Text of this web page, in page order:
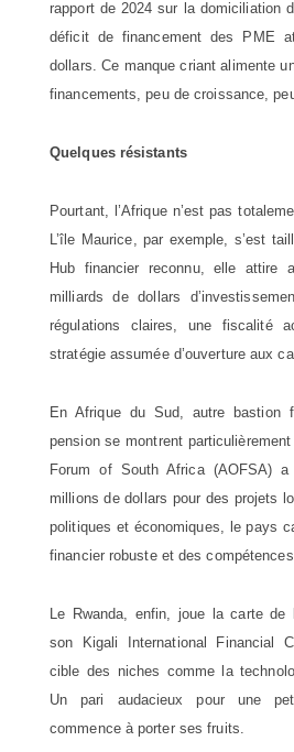
rapport de 2024 sur la domiciliation
déficit de financement des PME
dollars. Ce manque criant alimente
financements, peu de croissance,
Quelques résistants
Pourtant, l’Afrique n’est pas
L’île Maurice, par exemple, s’est
Hub financier reconnu, elle attire
milliards de dollars
régulations claires, une fiscalité
stratégie assumée d’ouverture aux
En Afrique du Sud, autre bastion
pension se montrent
Forum of South Africa (AOFSA)
millions de dollars pour des projets
politiques et économiques, le pays
financier robuste et des compétences
Le Rwanda, enfin, joue la carte de
son Kigali International Financial
cible des niches comme la
Un pari audacieux pour une
commence à porter ses fruits.